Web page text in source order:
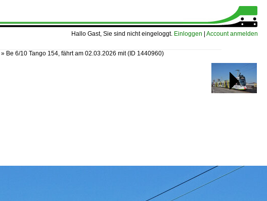
Hallo Gast, Sie sind nicht eingeloggt. Einloggen Account anmelden
» Be 6/10 Tango 154, fährt am 02.03.2026 mit(ID 1440960)